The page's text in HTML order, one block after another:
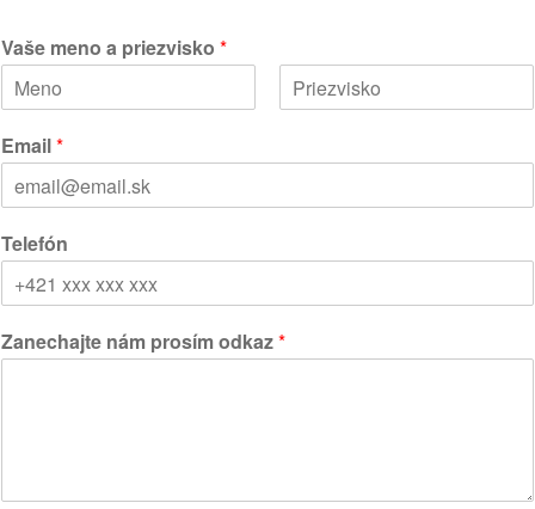
Vaše meno a priezvisko *
i
rEmail*
Telefón
Zanechajte nám prosím odkaz*